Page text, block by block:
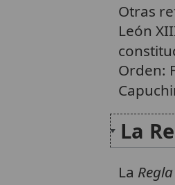
Otras
León
Orden:
La
La